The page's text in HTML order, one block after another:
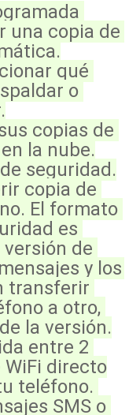
una copia de
qué
o
copias de
la nube.
seguridad.
copia de
El formato
es
de
y los
transferir
a otro,
la versión.
entre 2
directo
teléfono.
SMS o